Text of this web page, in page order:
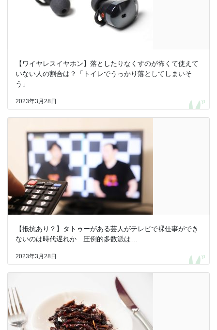
【ワイヤレスイヤホン】落としたりなくすのが怖くて使えて
いない人の割合は？「トイレでうっかり落としてしまいそ
う」
2023年3月28日
【抵抗あり？】タトゥーがある芸人がテレビで裸仕事ができ
ないのは時代遅れか 圧倒的多数派は…
2023年3月28日